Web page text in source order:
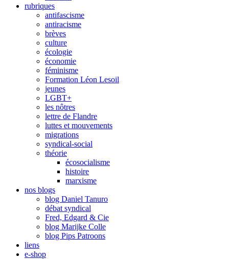
rubriques
antifascisme
antiracisme
brèves
culture
écologie
économie
féminisme
Formation Léon Lesoil
jeunes
LGBT+
les nôtres
lettre de Flandre
luttes et mouvements
migrations
syndical-social
théorie
écosocialisme
histoire
marxisme
nos blogs
blog Daniel Tanuro
débat syndical
Fred, Edgard & Cie
blog Marijke Colle
blog Pips Patroons
liens
e-shop